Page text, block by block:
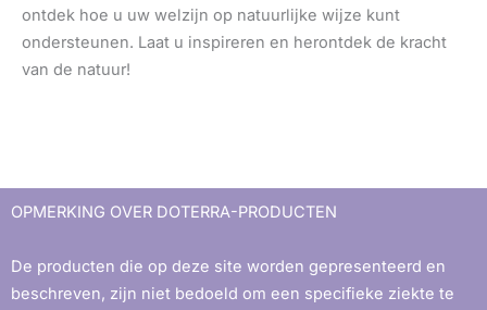
ontdek hoe u uw welzijn op natuurlijke wijze kunt
ondersteunen. Laat u inspireren en herontdek de kracht
van de natuur!
OPMERKING OVER DOTERRA-PRODUCTEN
De producten die op deze site worden gepresenteerd en
beschreven, zijn niet bedoeld om een ​​specifieke ziekte te